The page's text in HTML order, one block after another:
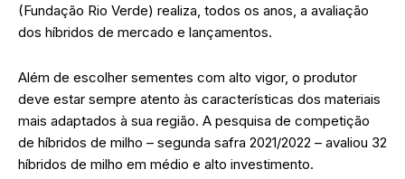
(Fundação Rio Verde) realiza, todos os anos, a avaliação
dos híbridos de mercado e lançamentos.
Além de escolher sementes com alto vigor, o produtor
deve estar sempre atento às características dos materiais
mais adaptados à sua região. A pesquisa de competição
de híbridos de milho – segunda safra 2021/2022 – avaliou 32
híbridos de milho em médio e alto investimento.